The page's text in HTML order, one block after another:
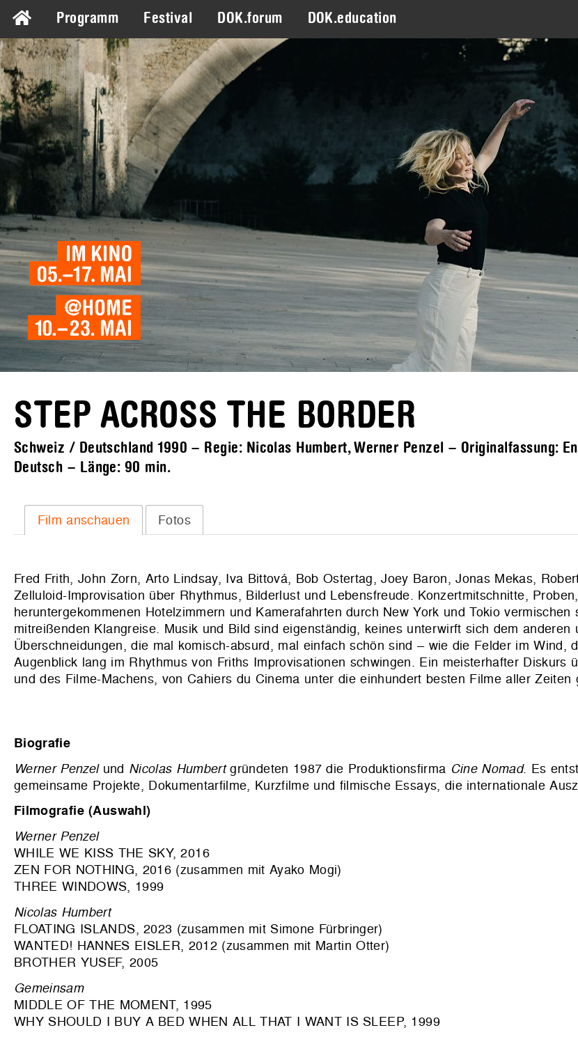
Programm Festival DOK.forum DOK.education
STEP ACROSS THE BORDER
Schweiz / Deutschland 1990 – Regie: Nicolas Humbert, Werner Penzel – Originalfassung:
Deutsch – Länge: 90 min.
Film anschauen Fotos
Fred Frith, John Zorn, Arto Lindsay, Iva Bittová, Bob Ostertag, Joey Baron, Jonas Mekas,
Zelluloid-Improvisation über Rhythmus, Bilderlust und Lebensfreude. Konzertmitschnitte,
heruntergekommenen Hotelzimmern und Kamerafahrten durch New York und Tokio vermischen
mitreißenden Klangreise. Musik und Bild sind eigenständig, keines unterwirft sich dem anderen
Überschneidungen, die mal komisch-absurd, mal einfach schön sind – wie die Felder im Wind,
Augenblick lang im Rhythmus von Friths Improvisationen schwingen. Ein meisterhafter Diskurs
und des Filme-Machens, von Cahiers du Cinema unter die einhundert besten Filme aller Zeiten
Biografie
Werner Penzelund Nicolas Humbertgründeten 1987 die Produktionsfirma Cine Nomad. Es
gemeinsame Projekte, Dokumentarfilme, Kurzfilme und filmische Essays, die internationale
Filmografie (Auswahl)
Werner Penzel
WHILE WE KISS THE SKY, 2016
ZEN FOR NOTHING, 2016 (zusammen mit Ayako Mogi)
THREE WINDOWS, 1999
Nicolas Humbert
FLOATING ISLANDS, 2023 (zusammen mit Simone Fürbringer)
WANTED! HANNES EISLER, 2012 (zusammen mit Martin Otter)
BROTHER YUSEF, 2005
Gemeinsam
MIDDLE OF THE MOMENT, 1995
WHY SHOULD I BUY A BED WHEN ALL THAT I WANT IS SLEEP, 1999